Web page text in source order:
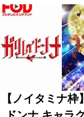
【ノイタミナ枠